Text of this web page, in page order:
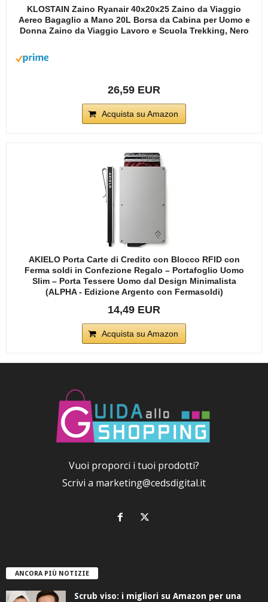
KLOSTAIN Zaino Ryanair 40x20x25 Zaino da Viaggio
Aereo Bagaglio a Mano 20L Borsa da Cabina per Uomo e
Donna Zaino da Viaggio Lavoro e Scuola Trekking, Nero
26,59 EUR
Acquista su Amazon
AKIELO Porta Carte di Credito con Blocco RFID con
Ferma soldi in Confezione Regalo – Portafoglio Uomo
Slim – Porta Tessere Uomo dal Design Minimalista
(ALPHA - Edizione Argento con Fermasoldi)
14,49 EUR
Acquista su Amazon
Vuoi proporci i tuoi prodotti?
Scrivi a marketing@cedsdigital.it
ANCORA PIÙ NOTIZIE
Scrub viso: i migliori su Amazon per una